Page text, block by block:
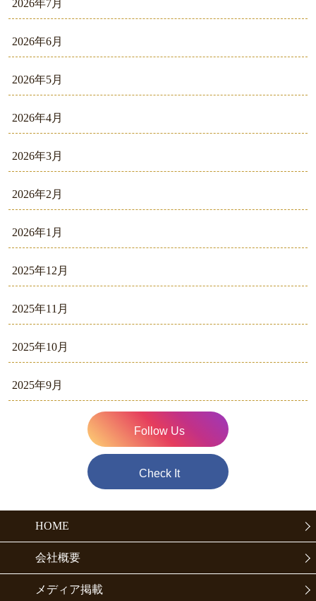
2026年7月
2026年6月
2026年5月
2026年4月
2026年3月
2026年2月
2026年1月
2025年12月
2025年11月
2025年10月
2025年9月
Follow Us
Check It
HOME
会社概要
メディア掲載